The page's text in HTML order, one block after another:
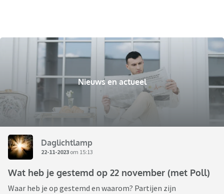
Nieuws en actueel
Daglichtlamp
22-11-2023 om 15:13
Wat heb je gestemd op 22 november (met Poll)
Waar heb je op gestemd en waarom? Partijen zijn